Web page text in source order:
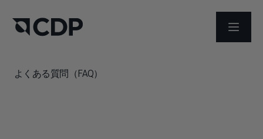
メニュ
よくある質問（FAQ）